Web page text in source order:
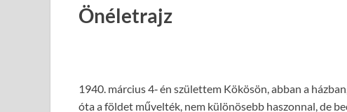
Önéletrajz
1940. március 4‑ én születtem Kökösön, abban a
óta a földet művelték, nem különösebb haszonnal, de